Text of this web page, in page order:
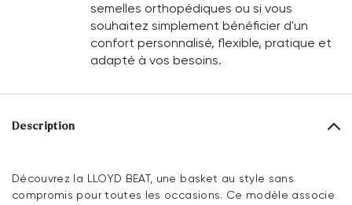
semelles orthopédiques ou si vous
souhaitez simplement bénéficier d'un
confort personnalisé, flexible, pratique et
adapté à vos besoins.
Description
Découvrez la LLOYD BEAT, une basket au style sans
compromis pour toutes les occasions. Ce modèle associe